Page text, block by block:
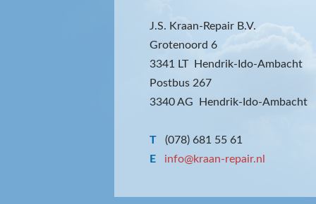
J.S. Kraan-Repair B.V.
Grotenoord 6
3341 LT Hendrik-Ido-Ambacht
Postbus 267
3340 AG Hendrik-Ido-Ambacht
T
(078) 681 55 61
E
info@kraan-repair.nl